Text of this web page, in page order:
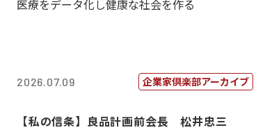
医療をデータ化し健康な社会を作る
2026.07.09 企業家倶楽部アーカイブ
【私の信条】良品計画前会長 松井忠三